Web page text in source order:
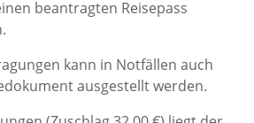
beantragten Reisepass
kann in Notfällen auch
ausgestellt werden.